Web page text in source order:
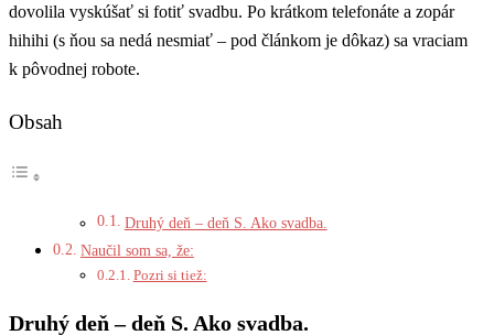
dovolila vyskúšať si fotiť svadbu. Po krátkom telefonáte a zopár
hihihi (s ňou sa nedá nesmiať – pod článkom je dôkaz) sa vraciam
k pôvodnej robote.
Obsah
Druhý deň – deň S. Ako svadba.
Naučil som sa, že:
Pozri si tiež:
Druhý deň – deň S. Ako svadba.